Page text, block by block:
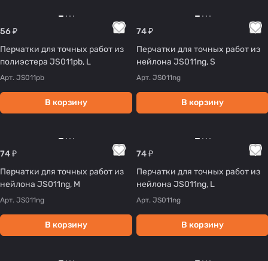
56 ₽
Перчатки для точных работ из
полиэстера JS011рb, L
Арт. JS011рb
В корзину
74 ₽
Перчатки для точных работ из
нейлона JS011ng, S
Арт. JS011ng
В корзину
74 ₽
Перчатки для точных работ из
нейлона JS011ng, M
Арт. JS011ng
В корзину
74 ₽
Перчатки для точных работ из
нейлона JS011ng, L
Арт. JS011ng
В корзину